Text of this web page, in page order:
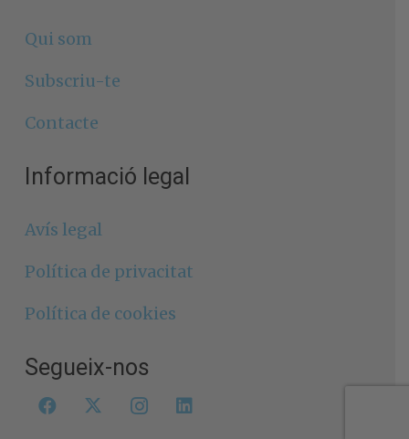
Qui som
Subscriu-te
Contacte
Informació legal
Avís legal
Política de privacitat
Política de cookies
Segueix-nos